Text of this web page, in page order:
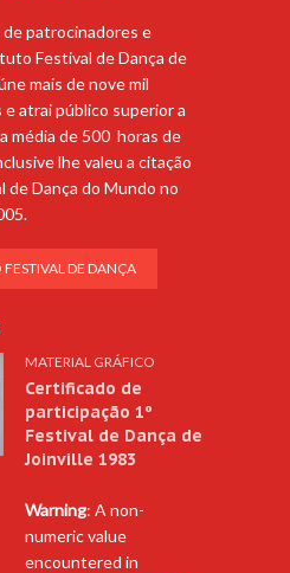
patrocinadores e
Festival de Dança de
mais de nove mil
atrai público superior a
média de 500 horas de
lhe valeu a citação
de Dança do Mundo no
DE DANÇA
MATERIAL GRÁFICO
Certificado de
participação 1º
Festival de Dança de
Joinville 1983
Warning: A non-
numeric value
encountered in